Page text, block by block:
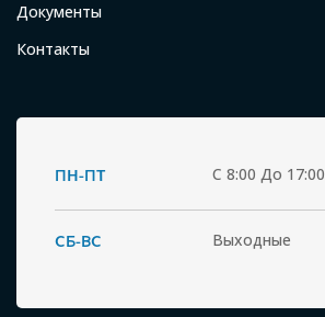
Документы
Контакты
ПН-ПТ С 8:00 До 17:00
СБ-ВС Выходные